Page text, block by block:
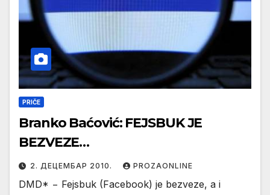
PRIČE
Branko Baćović: FEJSBUK JE
BEZVEZE…
2. ДЕЦЕМБАР 2010. PROZAONLINE
DMD* − Fejsbuk (Facebook) je bezveze, a i